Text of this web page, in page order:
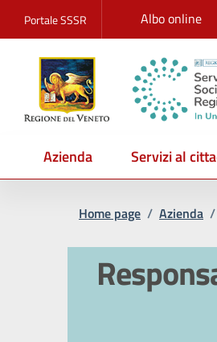
Portale SSSR Albo online
Azienda Servizi al
Home page / Azienda /